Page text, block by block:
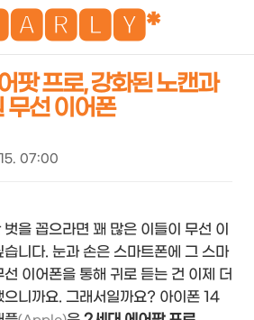
팟 프로, 강화된 노캔과
무선 이어폰
07:00
을 꼽으라면 꽤 많은 이들이 무선 이
니다. 눈과 손은 스마트폰에 그 스마
이어폰을 통해 귀로 듣는 건 이제 더
으니까요. 그래서일까요? 아이폰 14